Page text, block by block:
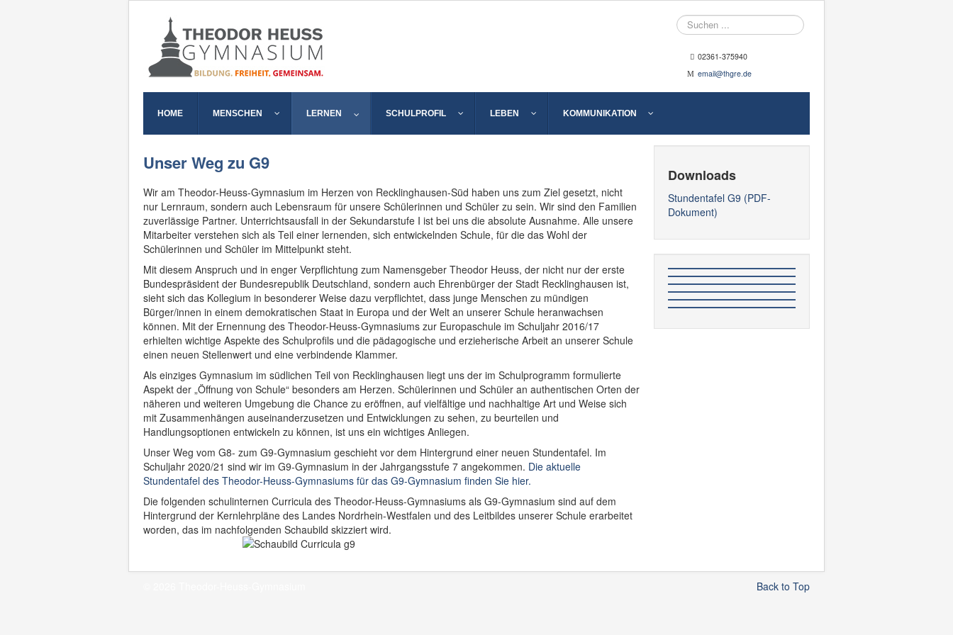
Suche
02361-375940
email@thgre.de
HOME MENSCHEN LERNEN SCHULPROFIL LEBEN KOMMUNIKATION
Unser Weg zu G9
Wir am Theodor-Heuss-Gymnasium im Herzen von Recklinghausen-Süd haben uns zum Ziel gesetzt, nicht
nur Lernraum, sondern auch Lebensraum für unsere Schülerinnen und Schüler zu sein. Wir sind den Familien
zuverlässige Partner. Unterrichtsausfall in der Sekundarstufe I ist bei uns die absolute Ausnahme. Alle unsere
Mitarbeiter verstehen sich als Teil einer lernenden, sich entwickelnden Schule, für die das Wohl der
Schülerinnen und Schüler im Mittelpunkt steht.
Mit diesem Anspruch und in enger Verpflichtung zum Namensgeber Theodor Heuss, der nicht nur der erste
Bundespräsident der Bundesrepublik Deutschland, sondern auch Ehrenbürger der Stadt Recklinghausen ist,
sieht sich das Kollegium in besonderer Weise dazu verpflichtet, dass junge Menschen zu mündigen
Bürger/innen in einem demokratischen Staat in Europa und der Welt an unserer Schule heranwachsen
können. Mit der Ernennung des Theodor-Heuss-Gymnasiums zur Europaschule im Schuljahr 2016/17
erhielten wichtige Aspekte des Schulprofils und die pädagogische und erzieherische Arbeit an unserer Schule
einen neuen Stellenwert und eine verbindende Klammer.
Als einziges Gymnasium im südlichen Teil von Recklinghausen liegt uns der im Schulprogramm formulierte
Aspekt der „Öffnung von Schule“ besonders am Herzen. Schülerinnen und Schüler an authentischen Orten der
näheren und weiteren Umgebung die Chance zu eröffnen, auf vielfältige und nachhaltige Art und Weise sich
mit Zusammenhängen auseinanderzusetzen und Entwicklungen zu sehen, zu beurteilen und
Handlungsoptionen entwickeln zu können, ist uns ein wichtiges Anliegen.
Unser Weg vom G8- zum G9-Gymnasium geschieht vor dem Hintergrund einer neuen Stundentafel. Im
Schuljahr 2020/21 sind wir im G9-Gymnasium in der Jahrgangsstufe 7 angekommen. Die aktuelle
Stundentafel des Theodor-Heuss-Gymnasiums für das G9-Gymnasium finden Sie hier.
Die folgenden schulinternen Curricula des Theodor-Heuss-Gymnasiums als G9-Gymnasium sind auf dem
Hintergrund der Kernlehrpläne des Landes Nordrhein-Westfalen und des Leitbildes unserer Schule erarbeitet
worden, das im nachfolgenden Schaubild skizziert wird.
Downloads
Stundentafel G9 (PDF-
Dokument)
Back to Top